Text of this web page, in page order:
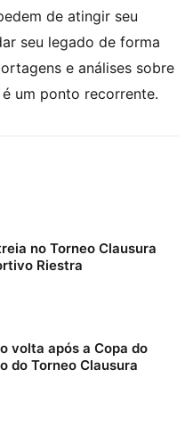
de atingir seu
seu legado de forma
e análises sobre
um ponto recorrente.
no Torneo Clausura
Riestra
volta após a Copa do
do Torneo Clausura